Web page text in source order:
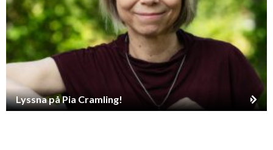
Lyssna på Pia Cramling!